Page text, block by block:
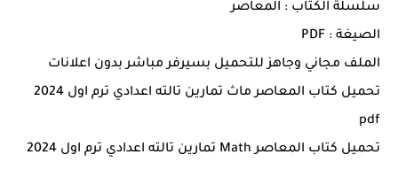
سلسلة الكتاب : المعاصر
الصيغة : PDF
الملف مجاني وجاهز للتحميل بسيرفر مباشر بدون اعلانات
تحميل كتاب المعاصر ماث تمارين تالته اعدادي ترم اول 2024
pdf
تحميل كتاب المعاصر Math تمارين تالته اعدادي ترم اول 2024